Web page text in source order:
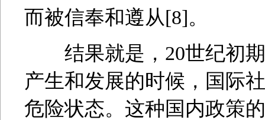
而被信奉和遵从[8]。
结果就是，20世纪初期
产生和发展的时候，国际
危险状态。这种国内政策